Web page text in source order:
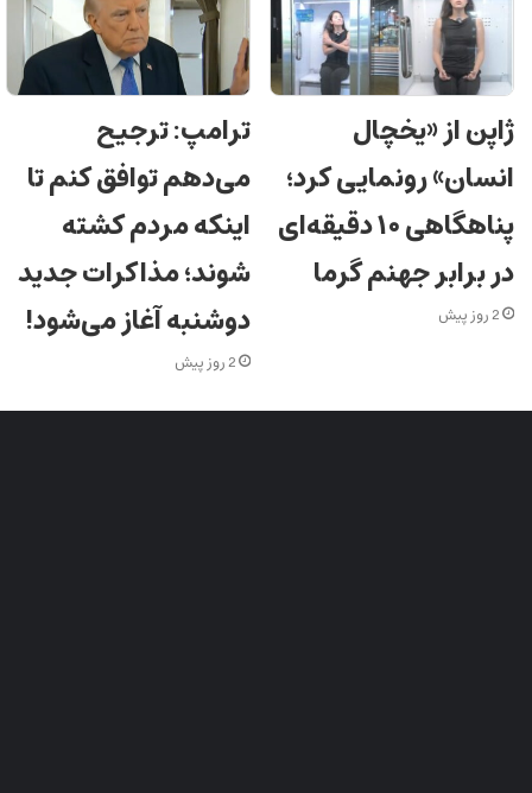
ژاپن از «یخچال
انسان» رونمایی کرد؛
پناهگاهی ۱۰ دقیقه‌ای
در برابر جهنم گرما
2 روز پیش
ترامپ: ترجیح
می‌دهم توافق کنم تا
اینکه مردم کشته
شوند؛ مذاکرات جدید
دوشنبه آغاز می‌شود!
2 روز پیش